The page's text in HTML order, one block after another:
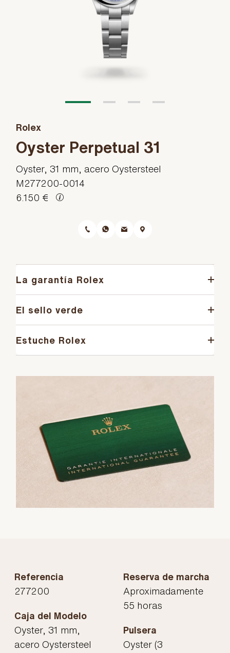
Rolex
Oyster Perpetual 31
Oyster, 31 mm, acero Oystersteel
M277200-0014
6.150 €
La garantía Rolex
El sello verde
Estuche Rolex
Referencia
277200
Caja del Modelo
Oyster, 31 mm,
acero Oystersteel
Reserva de marcha
Aproximadamente
55 horas
Pulsera
Oyster (3